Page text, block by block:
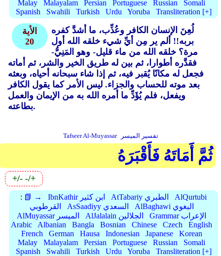
Malay
Malayalam Persian Portuguese Russian
Somali
Spanish
Swahili Turkish Urdu Yoruba Transliteration [+]
الأية
20
لُعِنَ الإنسان الكافر وعُذِّب، ما أشدَّ كفره
بربه!! ألم ير مِن أيِّ شيء خلقه الله أول
مرة؟ خلقه الله من ماء قليل- وهو المَنِيُّ-
فقدَّره أطوارا، ثم بين له طريق الخير والشر، ثم أماته
فجعل له مكانًا يُقبر فيه، ثم إذا شاء سبحانه أحياه، وبعثه
بعد موته للحساب والجزاء. ليس الأمر كما يقول الكافر
ويفعل، فلم يُؤَدِّ ما أمره الله به من الإيمان والعمل
بطاعته.
Tafseer Al-Muyassar تفسير الميسر
ثُمَّ أَمَاتَهُ فَأَقْبَرَهُ
+/- -/+
: 📗 → IbnKathir ابن كثير AtTabariy الطبري
AlQurtubi
القرطوبي
AsSaadiyy السعدي
AlBaghawi البغوي
AlMuyassar الميسر
AlJalalain الجلالين
Grammar الإعراب
Arabic
Albanian Bangla Bosnian Chinese Czech
English
French
German Hausa Indonesian Japanese
Korean
Malay
Malayalam Persian Portuguese Russian
Somali
Spanish
Swahili Turkish Urdu Yoruba Transliteration [+]